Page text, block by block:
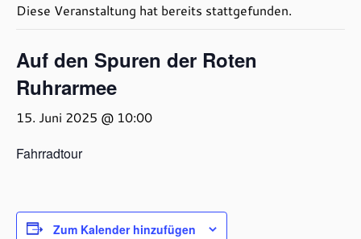
Diese Veranstaltung hat bereits stattgefunden.
Auf den Spuren der Roten
Ruhrarmee
15. Juni 2025 @ 10:00
Fahrradtour
Zum Kalender hinzufügen